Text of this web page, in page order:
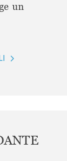
un